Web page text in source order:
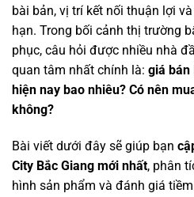
bài bản, vị trí kết nối thuận lợi
hạn. Trong bối cảnh thị trường
phục, câu hỏi được nhiều nhà
quan tâm nhất chính là: giá bán
hiện nay bao nhiêu? Có nên
không?
Bài viết dưới đây sẽ giúp bạn
City Bắc Giang mới nhất, phân
hình sản phẩm và đánh giá